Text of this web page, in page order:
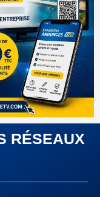
RÉSEAUX